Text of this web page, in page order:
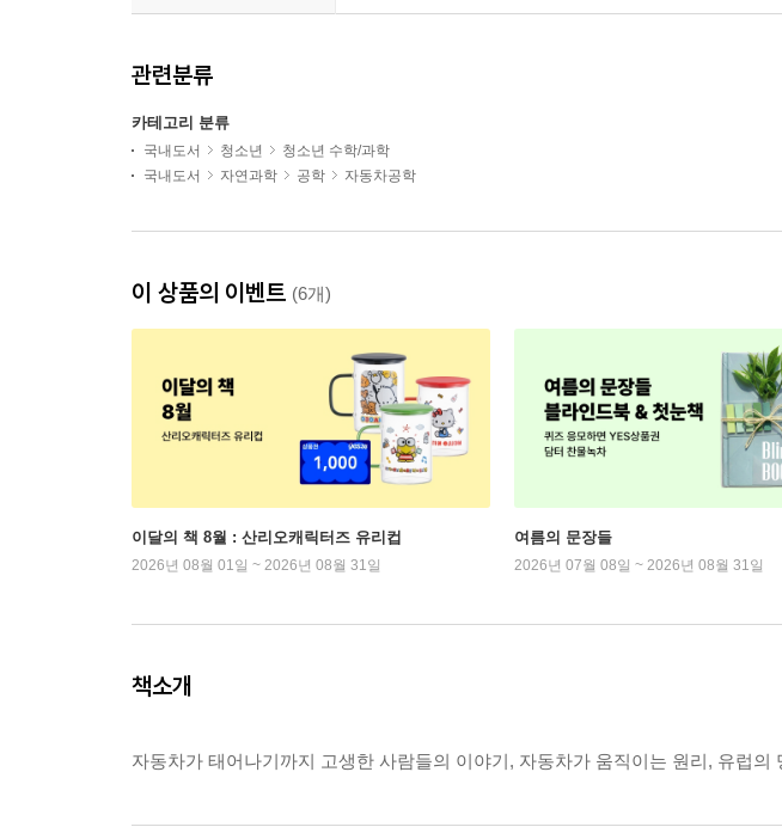
관련분류
카테고리 분류
국내도서 청소년
청소년 수학/과학
국내도서
자연과학 공학 자동차공학
이 상품의 이벤트 (6개)
이달의 책 8월 : 산리오캐릭터즈 유리컵
2026년 08월 01일 ~ 2026년 08월 31일
여름의 문장들
2026년 07월 08일 ~ 2026년 08월 31일
책소개
자동차가 태어나기까지 고생한 사람들의 이야기, 자동차가 움직이는 원리, 유럽의